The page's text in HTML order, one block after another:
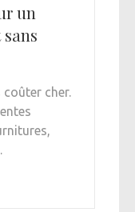
un
cher.